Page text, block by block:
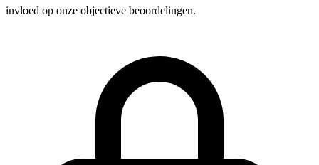
invloed op onze objectieve beoordelingen.